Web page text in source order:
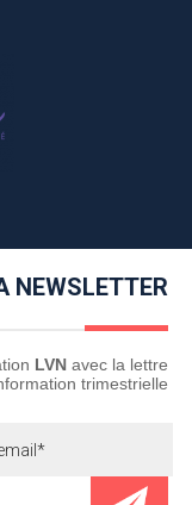
NEWSLETTER
LVN avec la lettre
trimestrielle